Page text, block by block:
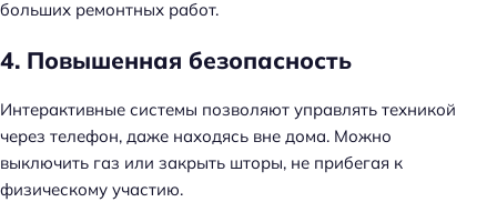
больших ремонтных работ.
4. Повышенная безопасность
Интерактивные системы позволяют управлять техникой
через телефон, даже находясь вне дома. Можно
выключить газ или закрыть шторы, не прибегая к
физическому участию.